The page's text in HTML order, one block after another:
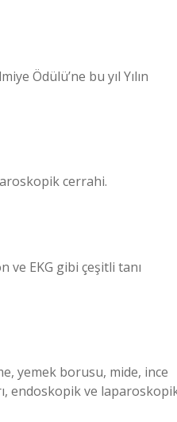
Ödülü’ne bu yıl Yılın
cerrahi.
EKG gibi çeşitli tanı
yemek borusu, mide, ince
endoskopik ve